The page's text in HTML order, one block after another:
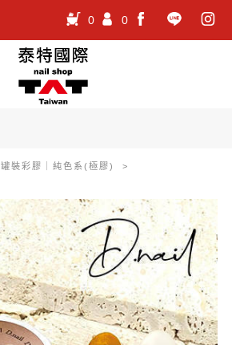
0
0
罐裝彩膠｜純色系(極膠)